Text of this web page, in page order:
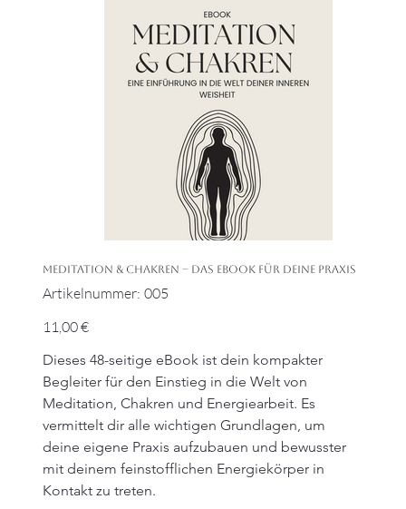
Meditation & Chakren – Das eBook für deine Praxis
Artikelnummer: Artikelnummer:
005
005
Preis
11,00 €
Dieses 48-seitige eBook ist dein kompakter
Begleiter für den Einstieg in die Welt von
Meditation, Chakren und Energiearbeit. Es
vermittelt dir alle wichtigen Grundlagen, um
deine eigene Praxis aufzubauen und bewusster
mit deinem feinstofflichen Energiekörper in
Kontakt zu treten.